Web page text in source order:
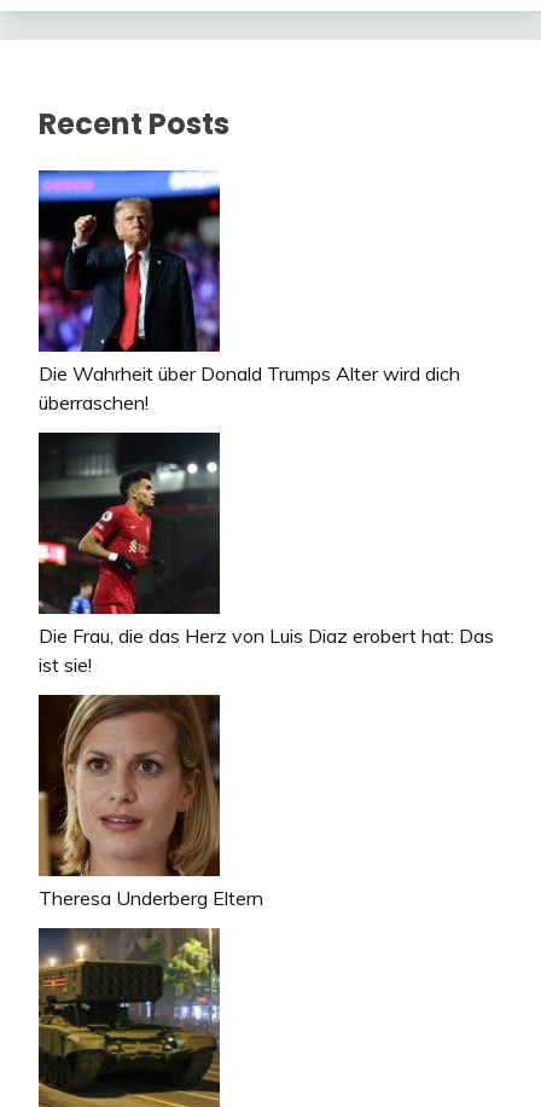
Recent Posts
Die Wahrheit über Donald Trumps Alter wird dich
überraschen!
Die Frau, die das Herz von Luis Diaz erobert hat: Das
ist sie!
Theresa Underberg Eltern